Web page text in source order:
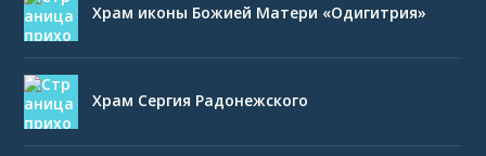
Храм иконы Божией Матери «Одигитрия»
Храм Сергия Радонежского